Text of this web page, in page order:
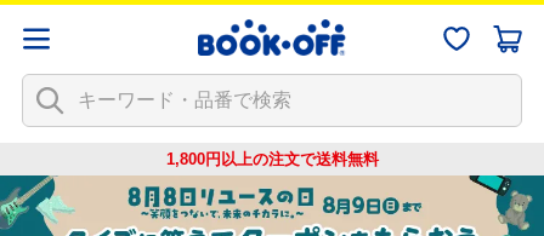
1,800円以上の注文で送料無料